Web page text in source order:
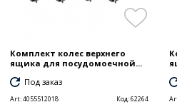
Комплект колес верхнего
ящика для посудомоечной...
Под заказ
Art:4055512018 Код:62264